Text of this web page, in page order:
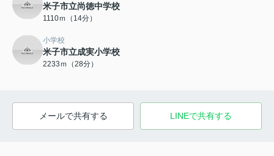
米子市立尚徳中学校
1110ｍ（14分）
小学校
米子市立成実小学校
2233ｍ（28分）
メールで共有する LINEで共有する